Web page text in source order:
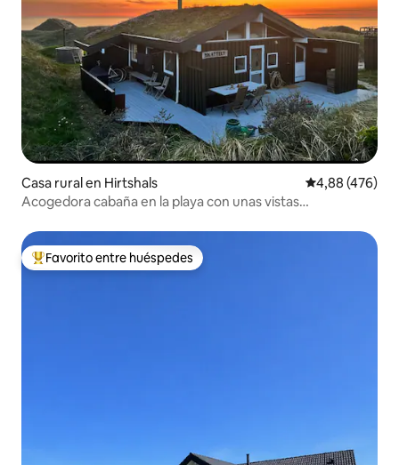
Casa rural en Hirtshals Calificación
4,88 (476)
Acogedora cabaña en la playa con unas vistas
Favorito entre los huéspedes más destacados
Favorito entre huéspedes